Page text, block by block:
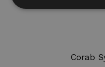
Corab